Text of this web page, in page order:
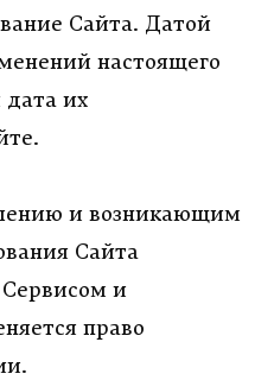
Сайта. Датой
настоящего
дата их
и возникающим
Сайта
и
право